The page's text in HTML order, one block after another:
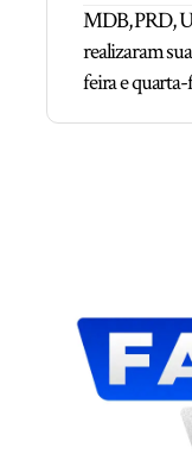
MDB, PRD,
realizaram
feira e